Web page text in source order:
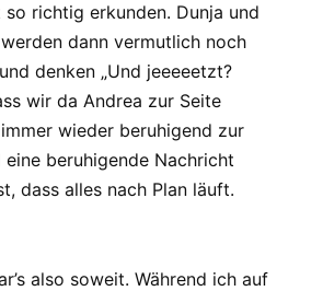
richtig erkunden. Dunja und
dann vermutlich noch
denken „Und jeeeeetzt?
wir da Andrea zur Seite
wieder beruhigend zur
beruhigende Nachricht
dass alles nach Plan läuft.
also soweit. Während ich auf